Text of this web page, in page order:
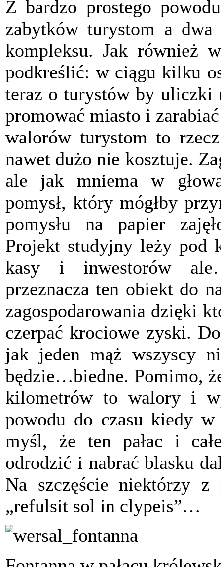
Z bardzo prostego
zabytków turystom a dwa
kompleksu. Jak również
podkreślić: w ciągu kilku
teraz o turystów by uliczki
promować miasto i
walorów turystom to
nawet dużo nie kosztuje.
ale jak mniema w
pomysł, który mógłby
pomysłu na papier
Projekt studyjny leży pod
kasy i inwestorów
przeznacza ten obiekt do
zagospodarowania dzięki
czerpać krociowe zyski.
jak jeden mąż wszyscy
będzie…biedne. Pomimo,
kilometrów to walory i
powodu do czasu kiedy
myśl, że ten pałac i
odrodzić i nabrać blasku
Na szczęście niektórzy z
„refulsit sol in clypeis”…